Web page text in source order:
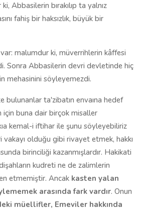
Abbasilerin bırakılıp ta yalnız
fahiş bir haksızlık, büyük bir
malumdur ki, müverrihlerin kâffesi
Sonra Abbasilerin devri devletinde hiç
mehasinini söyleyemezdi.
bulunanlar ta'zibatın envaına hedef
buna dair birçok misaller
kemal-i iftihar ile şunu söyleyebiliriz
olduğu gibi rivayet etmek, hakkı
birinciliği kazanmışlardır. Hakikati
kudreti ne de zalimlerin
etmemiştir. Ancak kasten yalan
arasında fark vardır. Onun
müellifler, Emeviler hakkında